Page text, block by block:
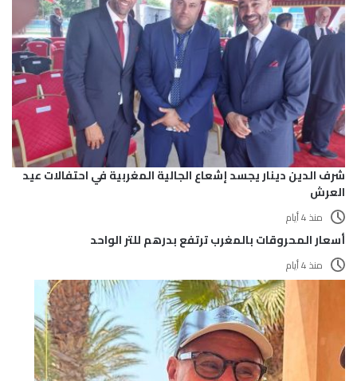
شرف الدين دينار يجسد إشعاع الجالية المغربية في احتفالات عيد
العرش
منذ 4 أيام
أسعار المحروقات بالمغرب ترتفع بدرهم للتر الواحد
منذ 4 أيام